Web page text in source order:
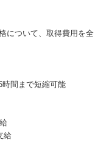
について、取得費用を全
間まで短縮可能
給